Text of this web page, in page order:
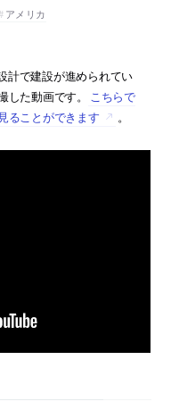
アメリカ
計で建設が進められてい
た動画です。
こちらで
ることができます
。